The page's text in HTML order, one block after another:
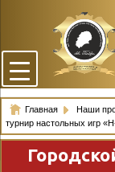
Главная Наши
турнир настольных игр